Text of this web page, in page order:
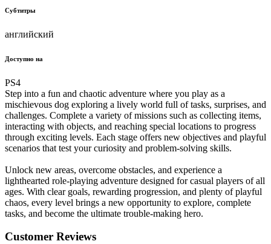
Субтитры
английский
Доступно на
PS4
Step into a fun and chaotic adventure where you play as a
mischievous dog exploring a lively world full of tasks, surprises, and
challenges. Complete a variety of missions such as collecting items,
interacting with objects, and reaching special locations to progress
through exciting levels. Each stage offers new objectives and playful
scenarios that test your curiosity and problem-solving skills.
Unlock new areas, overcome obstacles, and experience a
lighthearted role-playing adventure designed for casual players of all
ages. With clear goals, rewarding progression, and plenty of playful
chaos, every level brings a new opportunity to explore, complete
tasks, and become the ultimate trouble-making hero.
Customer Reviews